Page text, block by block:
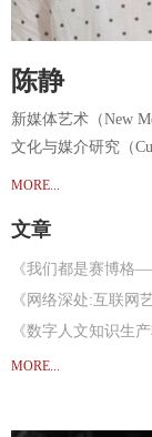
陈静
新媒体艺术（New
文化与媒介研究（
MORE...
文章
《我们都是赛博格
《网络深处:互联网
《数字人文知识生
《数字档案化广告
MORE...